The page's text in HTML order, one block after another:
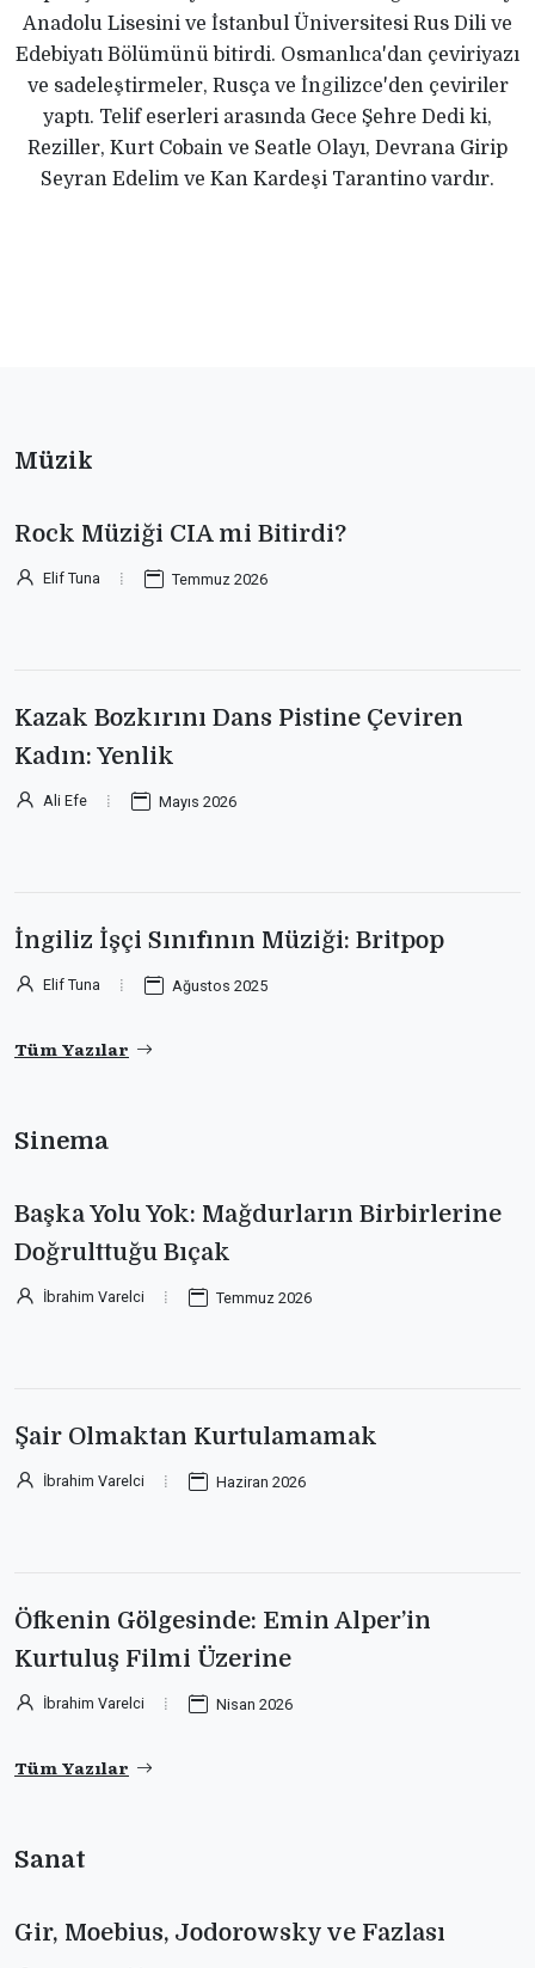
Anadolu Lisesini ve İstanbul Üniversitesi Rus Dili ve
Edebiyatı Bölümünü bitirdi. Osmanlıca'dan çeviriyazı
ve sadeleştirmeler, Rusça ve İngilizce'den çeviriler
yaptı. Telif eserleri arasında Gece Şehre Dedi ki,
Reziller, Kurt Cobain ve Seatle Olayı, Devrana Girip
Seyran Edelim ve Kan Kardeşi Tarantino vardır.
Müzik
Rock Müziği CIA mi Bitirdi?
Elif Tuna Temmuz 2026
Kazak Bozkırını Dans Pistine Çeviren
Kadın: Yenlik
Ali Efe Mayıs 2026
İngiliz İşçi Sınıfının Müziği: Britpop
Elif Tuna Ağustos 2025
Tüm Yazılar
Sinema
Başka Yolu Yok: Mağdurların Birbirlerine
Doğrulttuğu Bıçak
İbrahim Varelci Temmuz 2026
Şair Olmaktan Kurtulamamak
İbrahim Varelci Haziran 2026
Öfkenin Gölgesinde: Emin Alper’in
Kurtuluş Filmi Üzerine
İbrahim Varelci Nisan 2026
Tüm Yazılar
Sanat
Gir, Moebius, Jodorowsky ve Fazlası